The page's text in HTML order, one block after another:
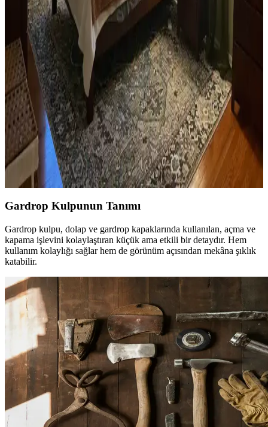
görünümü seçenekleriyle estetik sonuçlar elde edilir.
Ev Kütüphanesi Yenileme: Renk, Dekorasyon ve
Konforun Dengeli Buluşması
Ev kütüphanesi yenilemesinde renklerin rahatlatıcı etkisi, kişisel
dekoratif öğeler ve konforlu mobilyalar ön plandadır. Tavan boyama
ve raf düzeni mekânın atmosferini zenginleştirir.
Yatak Odası Düzeni ve Dekorasyonunda Doğru
Yerleşim ve Tasarım İpuçları
Yatak odasında doğru mobilya yerleşimi, renk uyumu, aydınlatma
ve kişisel dokunuşlarla mekanın fonksiyonelliği ve estetiği artırılır.
Bu ipuçlarıyla odanız daha dengeli ve sıcak bir hale gelir.
Gardrop Kulpunun Tanımı
Gardrop kulpu, dolap ve gardrop kapaklarında kullanılan, açma ve
kapama işlevini kolaylaştıran küçük ama etkili bir detaydır. Hem
kullanım kolaylığı sağlar hem de görünüm açısından mekâna şıklık
katabilir.